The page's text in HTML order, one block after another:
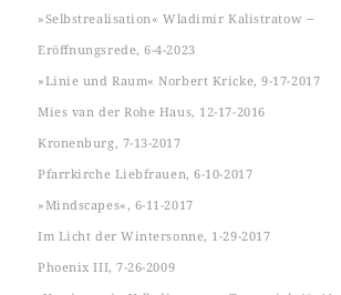
»Selbstrealisation« Wladimir Kalistratow ‒
Eröffnungsrede, 6-4-2023
»Linie und Raum« Norbert Kricke, 9-17-2017
Mies van der Rohe Haus, 12-17-2016
Kronenburg, 7-13-2017
Pfarrkirche Liebfrauen, 6-10-2017
»Mindscapes«, 6-11-2017
Im Licht der Wintersonne, 1-29-2017
Phoenix III, 7-26-2009